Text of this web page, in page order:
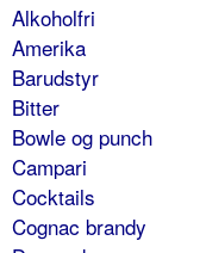
Alkoholfri
Amerika
Barudstyr
Bitter
Bowle og punch
Campari
Cocktails
Cognac brandy